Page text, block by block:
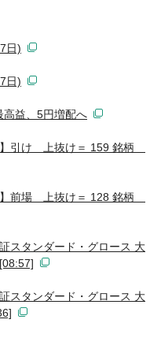
日)
日)
高益、5円増配へ
】引け 上抜け＝ 159 銘柄
】前場 上抜け＝ 128 銘柄
スタンダード・グロース 大
スタンダード・グロース 大